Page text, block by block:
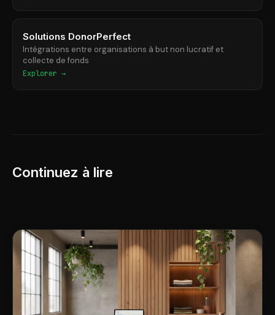
Solutions DonorPerfect
Intégrations entre organisations à but non lucratif et
collecte de fonds
Explorer →
Continuez à lire